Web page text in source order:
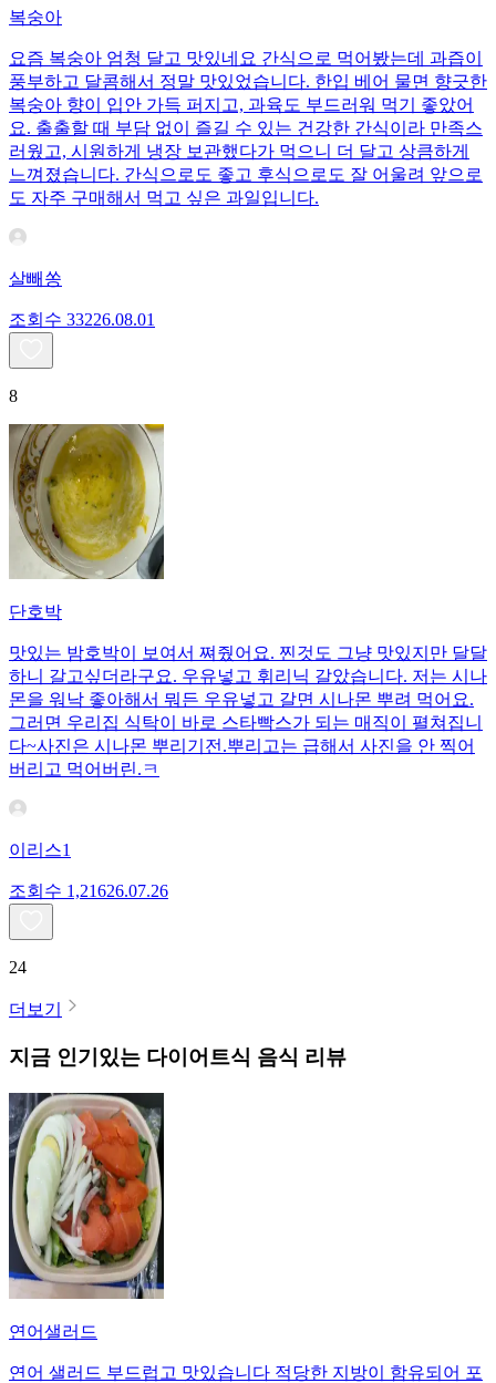
복숭아
요즘 복숭아 엄청 달고 맛있네요 간식으로 먹어봤는데 과즙이
풍부하고 달콤해서 정말 맛있었습니다. 한입 베어 물면 향긋한
복숭아 향이 입안 가득 퍼지고, 과육도 부드러워 먹기 좋았어
요. 출출할 때 부담 없이 즐길 수 있는 건강한 간식이라 만족스
러웠고, 시원하게 냉장 보관했다가 먹으니 더 달고 상큼하게
느껴졌습니다. 간식으로도 좋고 후식으로도 잘 어울려 앞으로
도 자주 구매해서 먹고 싶은 과일입니다.
살빼쏭
조회수 33226.08.01
8
단호박
맛있는 밤호박이 보여서 쪄줬어요. 찐것도 그냥 맛있지만 달달
하니 갈고싶더라구요. 우유넣고 휘리닉 갈았습니다. 저는 시나
몬을 워낙 좋아해서 뭐든 우유넣고 갈면 시나몬 뿌려 먹어요.
그러면 우리집 식탁이 바로 스타빡스가 되는 매직이 펼쳐집니
다~사진은 시나몬 뿌리기전.뿌리고는 급해서 사진을 안 찍어
버리고 먹어버린.ㅋ
이리스1
조회수 1,21626.07.26
24
더보기
지금 인기있는 다이어트식 음식 리뷰
연어샐러드
연어 샐러드 부드럽고 맛있습니다 적당한 지방이 함유되어 포